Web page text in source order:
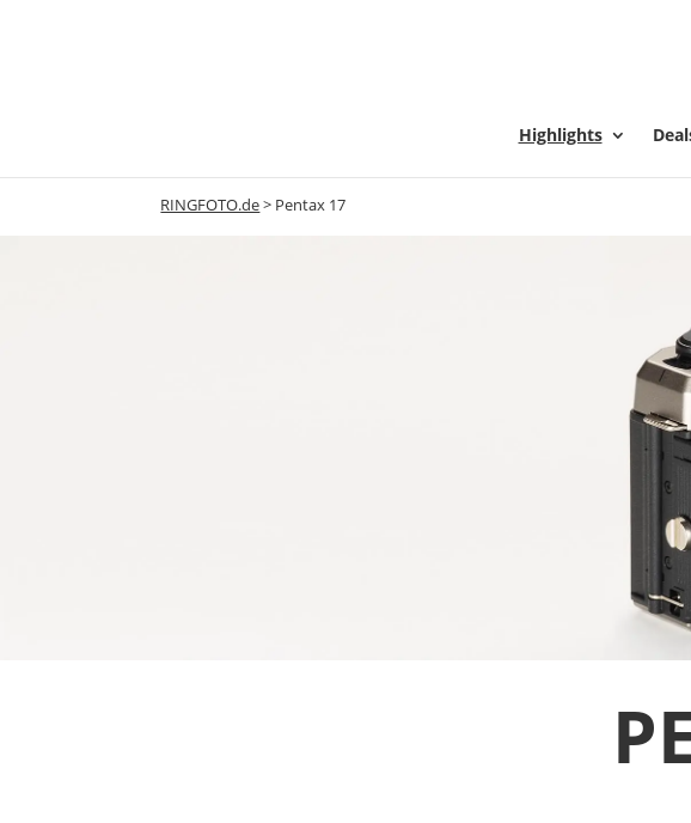
Highlights
RINGFOTO.de> Pentax 17